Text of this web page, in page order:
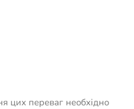
цих переваг необхідно